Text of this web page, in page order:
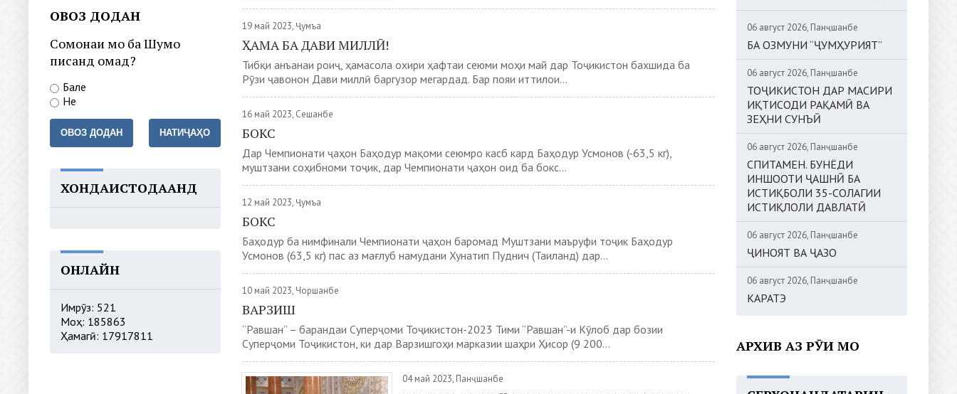
ОВОЗ ДОДАН
Сомонаи мо ба Шумо
писанд омад?
Бале
Не
ОВОЗ ДОДАН НАТИҶАҲО
ХОНДАИСТОДААНД
ОНЛАЙН
Имрӯз: 521
Моҳ: 185863
Ҳамагӣ: 17917811
19 май 2023, Ҷумъа
ҲАМА БА ДАВИ МИЛЛӢ!
Тибқи анъанаи роиҷ, ҳамасола охири ҳафтаи сеюми моҳи май дар Тоҷикистон бахшида ба
Рӯзи ҷавонон Дави миллӣ баргузор мегардад. Бар пояи иттилои...
16 май 2023, Сешанбе
БОКС
Дар Чемпионати ҷаҳон Баҳодур мақоми сеюмро касб кард Баҳодур Усмонов (-63,5 кг),
муштзани соҳибноми тоҷик, дар Чемпионати ҷаҳон оид ба бокс...
12 май 2023, Ҷумъа
БОКС
Баҳодур ба нимфинали Чемпионати ҷаҳон баромад Муштзани маъруфи тоҷик Баҳодур
Усмонов (63,5 кг) пас аз мағлуб намудани Хунатип Пуднич (Таиланд) дар...
10 май 2023, Чоршанбе
ВАРЗИШ
“Равшан” – барандаи Суперҷоми Тоҷикистон-2023 Тими “Равшан”-и Кӯлоб дар бозии
Суперҷоми Тоҷикистон, ки дар Варзишгоҳи марказии шаҳри Ҳисор (9 200...
04 май 2023, Панҷшанбе
06 август 2026, Панҷшанбе
БА ОЗМУНИ “ҶУМҲУРИЯТ”
06 август 2026, Панҷшанбе
ТОҶИКИСТОН ДАР МАСИРИ
ИҚТИСОДИ РАҚАМӢ ВА
ЗЕҲНИ СУНЪӢ
06 август 2026, Панҷшанбе
СПИТАМЕН. БУНЁДИ
ИНШООТИ ҶАШНӢ БА
ИСТИҚБОЛИ 35-СОЛАГИИ
ИСТИҚЛОЛИ ДАВЛАТӢ
06 август 2026, Панҷшанбе
ҶИНОЯТ ВА ҶАЗО
06 август 2026, Панҷшанбе
КАРАТЭ
АРХИВ АЗ РӮИ МОҲ